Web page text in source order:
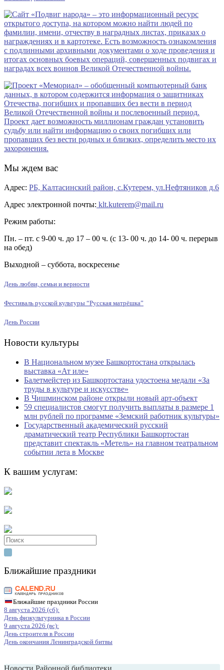
Мы ждем вас
Адрес: РБ, Калтасинский район, с.Кутерем, ул.Нефтяников д.6
Адрес электронной почты: klt.kuterem@mail.ru
Режим работы:
Пн. – пт. с 9-00 ч. до 17 – 00 ч. (с 13- 00 ч. до 14- 00 ч. перерыв
на обед)
Выходной – суббота, воскресенье
День любви, семьи и верности
Фестиваль русской культуры “Русская матрёшка”
День России
Новости культуры
В Национальном музее Башкортостана открылась
выставка «Ат иле»
Балетмейстер из Башкортостана удостоена медали «За
труды в культуре и искусстве»
В Чишминском районе открыли новый арт-объект
59 специалистов смогут получить выплаты в размере 1
млн рублей по программе «Земский работник культуры»
Государственный академический русский
драматический театр Республики Башкортостан
представит спектакль «Метель» на главном театральном
событии лета в Москве
К вашим услугам:
Search
for:
Ближайшие праздники
Ближайшие праздники России
8 августа 2026 (сб):
День физкультурника в России
9 августа 2026 (вс):
День строителя в России
День окончания Ленинградской битвы
Новости Районной библиотеки